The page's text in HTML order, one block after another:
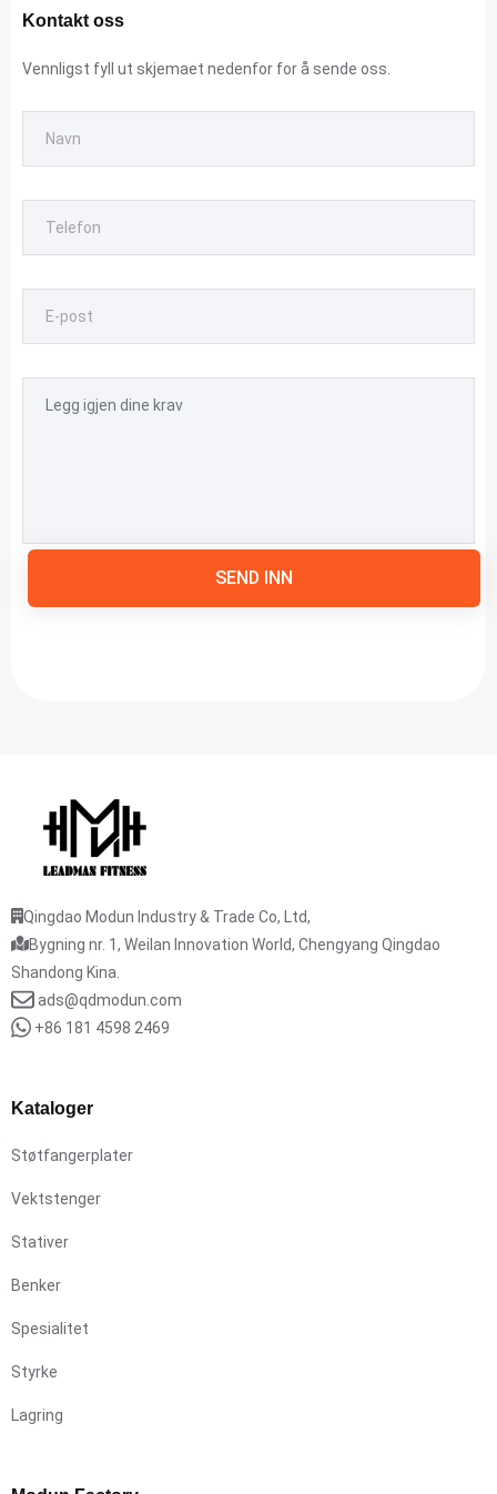
Kontakt oss
Vennligst fyll ut skjemaet nedenfor for å sende oss.
SEND INN
Qingdao Modun Industry & Trade Co, Ltd,
Bygning nr. 1, Weilan Innovation World, Chengyang Qingdao
Shandong Kina.
ads@qdmodun.com
+86 181 4598 2469
Kataloger
Støtfangerplater
Vektstenger
Stativer
Benker
Spesialitet
Styrke
Lagring